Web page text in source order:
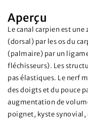
Aperçu
Le canal carpien est
(dorsal) par les os du
(palmaire) par un
fléchisseurs). Les
pas élastiques. Le nerf
des doigts et du pouce
augmentation de
poignet, kyste